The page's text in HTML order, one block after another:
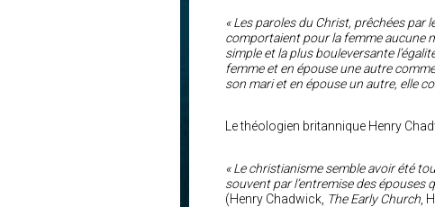
« Les paroles du Christ, prêchées par
comportaient pour la femme aucune
simple et la plus bouleversante
femme et en épouse une autre
son mari et en épouse un autre, elle
Le théologien britannique Henry
« Le christianisme semble avoir été
souvent par l’entremise des épouses
(Henry Chadwick, The Early Church ,